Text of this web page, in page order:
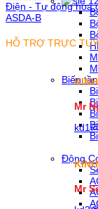
Biến tần
Động
Điện - Tự động hóa
ASDA-B
HỖ TRỢ TRỰC
Mr
Mr